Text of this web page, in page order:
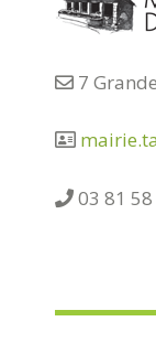
7
03 81